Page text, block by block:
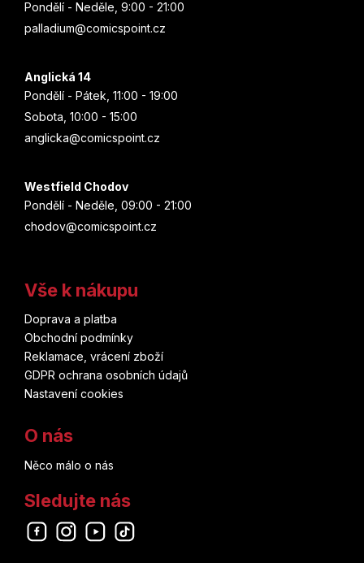
Pondělí - Neděle, 9:00 - 21:00
palladium@comicspoint.cz
Anglická 14
Pondělí - Pátek, 11:00 - 19:00
Sobota, 10:00 - 15:00
anglicka@comicspoint.cz
Westfield Chodov
Pondělí - Neděle, 09:00 - 21:00
chodov@comicspoint.cz
Vše k nákupu
Doprava a platba
Obchodní podmínky
Reklamace, vrácení zboží
GDPR ochrana osobních údajů
Nastavení cookies
O nás
Něco málo o nás
Sledujte nás
Odebírat newsletter